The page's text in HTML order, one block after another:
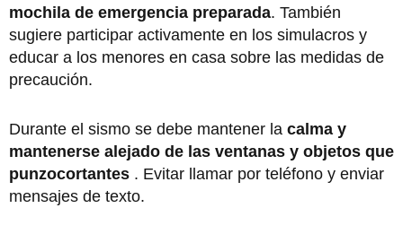
mochila de emergencia preparada. También
sugiere participar activamente en los simulacros y
educar a los menores en casa sobre las medidas de
precaución.
Durante el sismo se debe mantener la calma y
mantenerse alejado de las ventanas y objetos que
punzocortantes . Evitar llamar por teléfono y enviar
mensajes de texto.